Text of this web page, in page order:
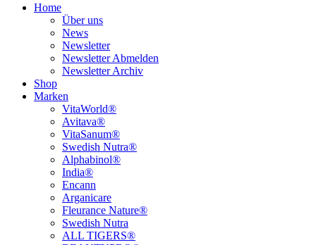
Home
Über uns
News
Newsletter
Newsletter Abmelden
Newsletter Archiv
Shop
Marken
VitaWorld®
Avitava®
VitaSanum®
Swedish Nutra®
Alphabinol®
India®
Encann
Arganicare
Fleurance Nature®
Swedish Nutra
ALL TIGERS®